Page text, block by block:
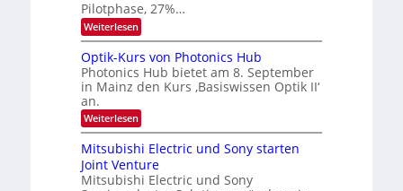
e
i
t
u
n
s
T
r
e
s
W
a
c
h
s
t
u
m
i
m
e
r
s
r
a
e
u
s
-
S
m
i
a
r
Pilotphase, 27%…
Weiterlesen:
K
-
E
i
s
a
z
n
i
Optik-Kurs von Photonics Hub
Photonics Hub bietet am 8. September
in Mainz den Kurs ‚Basiswissen Optik II‘
an.
Weiterlesen:
O
p
t
i
k
Mitsubishi Electric und Sony starten
Joint Venture
Mitsubishi Electric und Sony